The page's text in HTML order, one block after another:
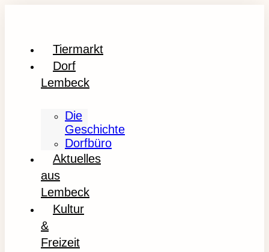
Tiermarkt
Dorf
Lembeck
Die
Geschichte
Dorfbüro
Aktuelles
aus
Lembeck
Kultur
&
Freizeit